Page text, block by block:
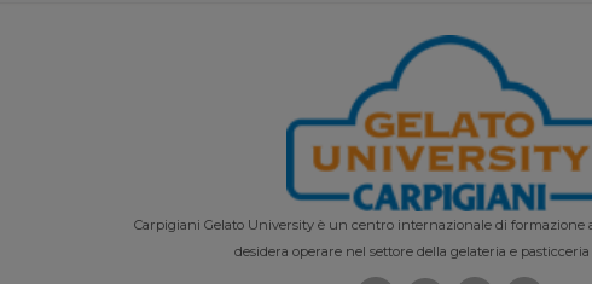
Carpigiani Gelato University è un centro internazionale di formazione
desidera operare nel settore della gelateria e